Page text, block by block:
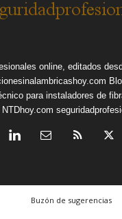
online, editados
para instaladores de
NTDhoy.com
Buzón de sugerencias